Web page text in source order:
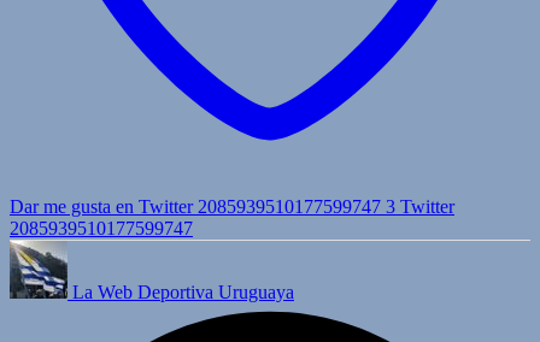
Dar me gusta en Twitter 2085939510177599747 3 Twitter
2085939510177599747
La Web Deportiva Uruguaya